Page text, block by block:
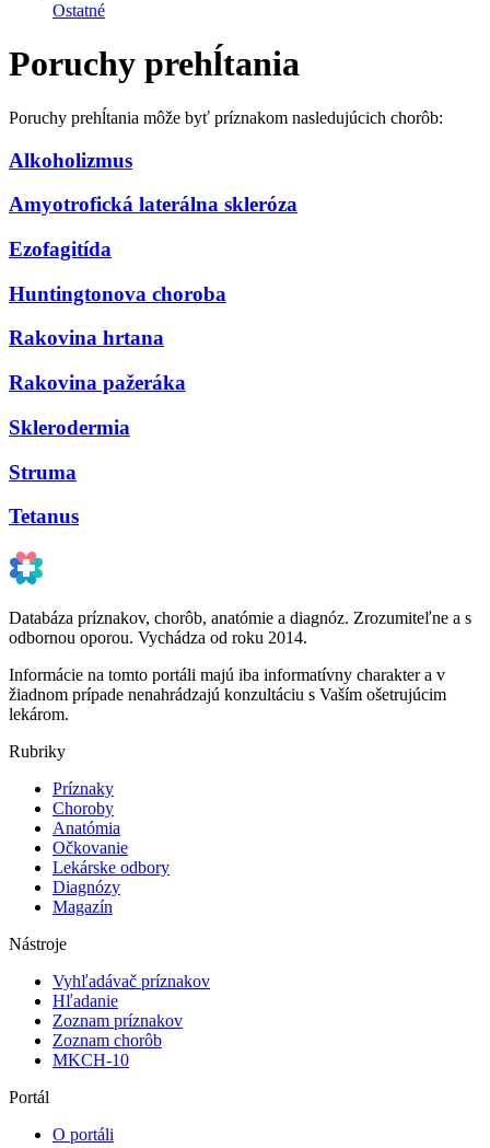
Ostatné
Poruchy prehĺtania
Poruchy prehĺtania môže byť príznakom nasledujúcich chorôb:
Alkoholizmus
Amyotrofická laterálna skleróza
Ezofagitída
Huntingtonova choroba
Rakovina hrtana
Rakovina pažeráka
Sklerodermia
Struma
Tetanus
Databáza príznakov, chorôb, anatómie a diagnóz. Zrozumiteľne a s
odbornou oporou. Vychádza od roku 2014.
Informácie na tomto portáli majú iba informatívny charakter a v
žiadnom prípade nenahrádzajú konzultáciu s Vaším ošetrujúcim
lekárom.
Rubriky
Príznaky
Choroby
Anatómia
Očkovanie
Lekárske odbory
Diagnózy
Magazín
Nástroje
Vyhľadávač príznakov
Hľadanie
Zoznam príznakov
Zoznam chorôb
MKCH-10
Portál
O portáli